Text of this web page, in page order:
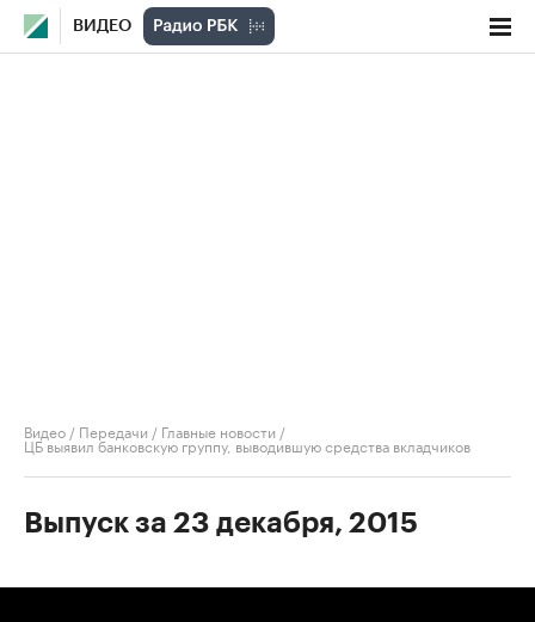
ВИДЕО
Видео / Передачи / Главные новости /
ЦБ выявил банковскую группу, выводившую средства вкладчиков
Выпуск за 23 декабря, 2015